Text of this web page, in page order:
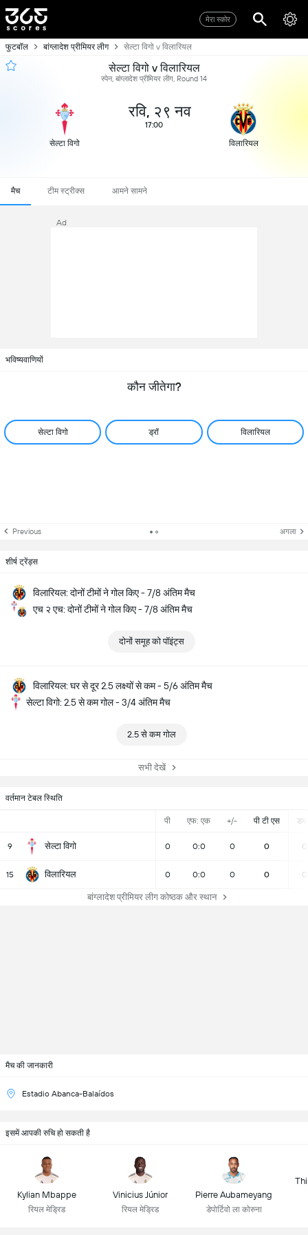
मेरा स्कोर
फुटबॉल बांग्लादेश प्रीमियर लीग सेल्टा विगो v विलारियल
सेल्टा विगो v विलारियल
स्पेन, बांग्लादेश प्रीमियर लीग, Round 14
सेल्टा विगो
रवि, २९ नव
17:00
विलारियल
मैच टीम स्ट्रीक्स आमने सामने
Ad
भविष्यवाणियों
कौन जीतेगा?
सेल्टा विगो ड्रॉ विलारियल
Previous अगला
शीर्ष ट्रेंड्स
विलारियल: दोनों टीमों ने गोल किए - 7/8 अंतिम मैच
एच २ एच: दोनों टीमों ने गोल किए - 7/8 अंतिम मैच
दोनों समूह को पॉइंट्स
विलारियल: घर से दूर 2.5 लक्ष्यों से कम - 5/6 अंतिम मैच
सेल्टा विगो: 2.5 से कम गोल - 3/4 अंतिम मैच
2.5 से कम गोल
सभी देखें
वर्तमान टेबल स्थिति
पी एफ: एक +/- पी टी एस
9 सेल्टा विगो 0 0:0 0 0 0
15 विलारियल 0 0:0 0 0 0
बांग्लादेश प्रीमियर लीग कोष्ठक और स्थान
मैच की जानकारी
Estadio Abanca-Balaídos
इसमें आपकी रुचि हो सकती है
Kylian Mbappe
रियल मेड्रिड
Vinicius Júnior
रियल मेड्रिड
Pierre Aubameyang
डेपोर्टिवो ला कोरुना